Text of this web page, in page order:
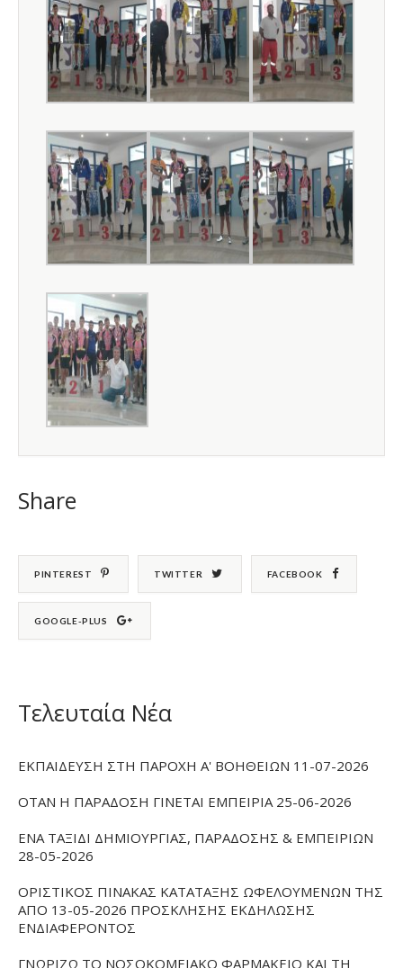
Share
PINTEREST TWITTER FACEBOOK
GOOGLE-PLUS
Τελευταία Νέα
ΕΚΠΑΙΔΕΥΣΗ ΣΤΗ ΠΑΡΟΧΗ Α' ΒΟΗΘΕΙΩΝ 11-07-2026
ΟΤΑΝ Η ΠΑΡΑΔΟΣΗ ΓΙΝΕΤΑΙ ΕΜΠΕΙΡΙΑ 25-06-2026
ΕΝΑ ΤΑΞΙΔΙ ΔΗΜΙΟΥΡΓΙΑΣ, ΠΑΡΑΔΟΣΗΣ & ΕΜΠΕΙΡΙΩΝ
28-05-2026
ΟΡΙΣΤΙΚΟΣ ΠΙΝΑΚΑΣ ΚΑΤΑΤΑΞΗΣ ΩΦΕΛΟΥΜΕΝΩΝ ΤΗΣ
ΑΠΟ 13-05-2026 ΠΡΟΣΚΛΗΣΗΣ ΕΚΔΗΛΩΣΗΣ
ΕΝΔΙΑΦΕΡΟΝΤΟΣ
ΓΝΩΡΙΖΩ ΤΟ ΝΟΣΟΚΟΜΕΙΑΚΟ ΦΑΡΜΑΚΕΙΟ ΚΑΙ ΤΗ